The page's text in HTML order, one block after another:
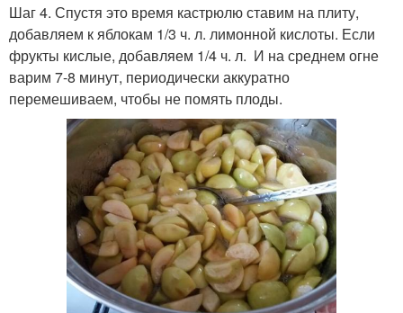
Шаг 4. Спустя это время кастрюлю ставим на плиту,
добавляем к яблокам 1/3 ч. л. лимонной кислоты. Если
фрукты кислые, добавляем 1/4 ч. л. И на среднем огне
варим 7-8 минут, периодически аккуратно
перемешиваем, чтобы не помять плоды.